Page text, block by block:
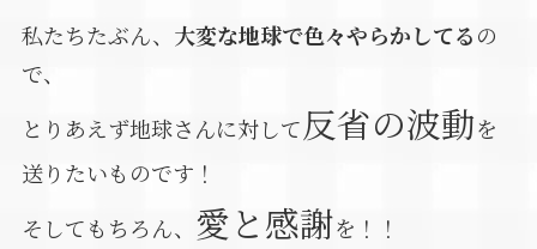
私たちたぶん、 大変な地球で色々やらかしてるの
で、
とりあえず地球さんに対して反省の波動を
送りたいものです！
そしてもちろん、 愛と感謝を！！